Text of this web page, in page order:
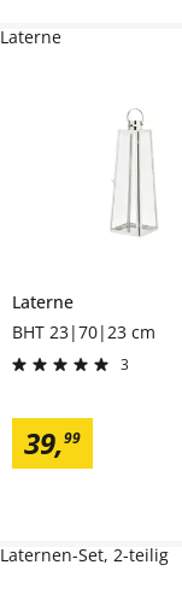
Laterne
BHT 23|70|23 cm
3
39,99
Laterne
Laternen-Set, 2-teilig